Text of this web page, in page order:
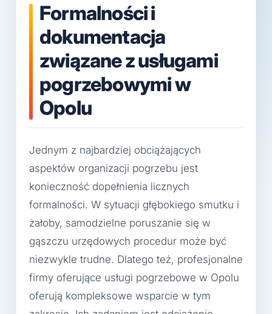
Formalności i
dokumentacja
związane z usługami
pogrzebowymi w
Opolu
Jednym z najbardziej obciążających
aspektów organizacji pogrzebu jest
konieczność dopełnienia licznych
formalności. W sytuacji głębokiego smutku i
żałoby, samodzielne poruszanie się w
gąszczu urzędowych procedur może być
niezwykle trudne. Dlatego też, profesjonalne
firmy oferujące usługi pogrzebowe w Opolu
oferują kompleksowe wsparcie w tym